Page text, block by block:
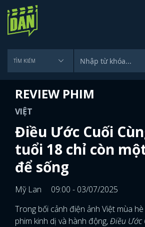
REVIEW PHIM
VIỆT
Điều Ước Cuối
tuổi 18 chỉ còn
để sống
Mỹ Lan
09:00 - 03/07/2025
Trong bối cảnh điện ảnh Việt mùa
phim kinh dị và hành động,Điều Ước